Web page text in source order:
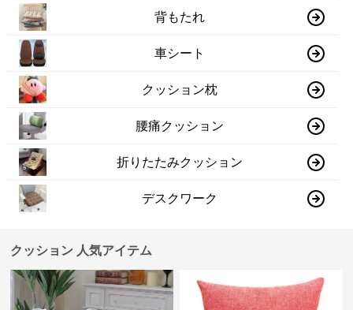
背もたれ
車シート
クッション枕
腰痛クッション
折りたたみクッション
デスクワーク
クッション 人気アイテム